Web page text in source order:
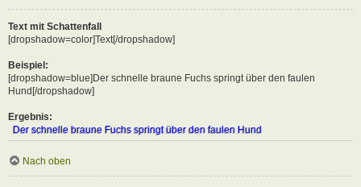
Text mit Schattenfall
[dropshadow=color]Text[/dropshadow]
Beispiel:
[dropshadow=blue]Der schnelle braune Fuchs springt über den faulen
Hund[/dropshadow]
Ergebnis:
Der schnelle braune Fuchs springt über den faulen Hund
Nach oben